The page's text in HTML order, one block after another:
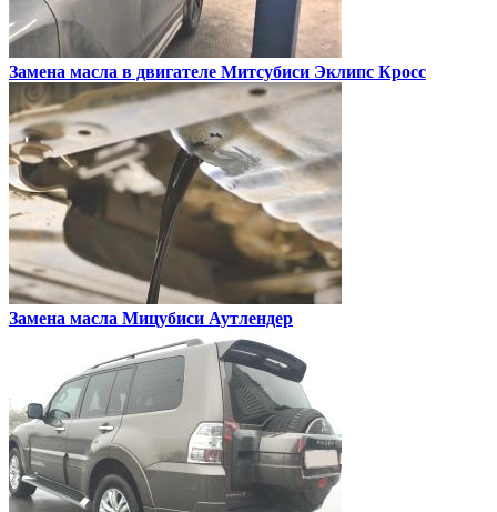
Замена масла в двигателе Митсубиси Эклипс Кросс
Замена масла Мицубиси Аутлендер